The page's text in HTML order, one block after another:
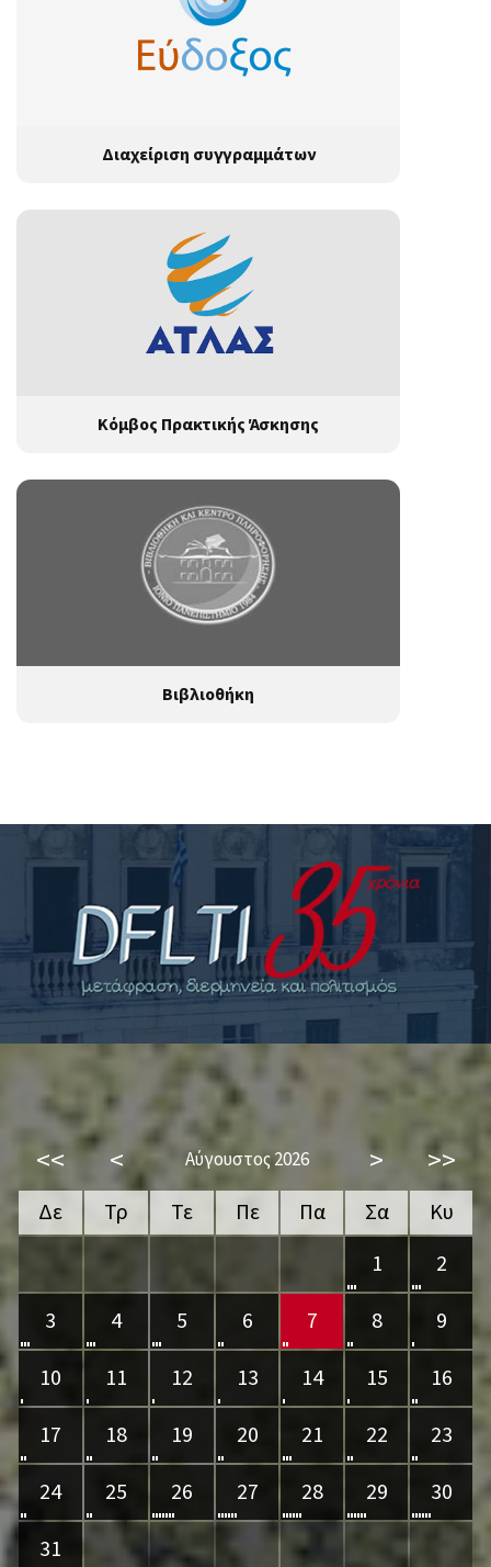
Διαχείριση συγγραμμάτων
Κόμβος Πρακτικής Άσκησης
Βιβλιοθήκη
<< < Αύγουστος 2026 > >>
Δε Τρ Τε Πε Πα Σα
Κυ
1
2
3
4 5 6 7 8
9
10
11 12 13 14 15
16
17
18 19 20 21 22
23
24
25 26 27 28 29
30
31